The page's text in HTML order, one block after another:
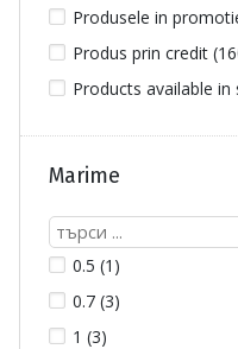
Produsele in
Produs prin credit
Products available in
Marime
0.5 (1)
0.7 (3)
1 (3)